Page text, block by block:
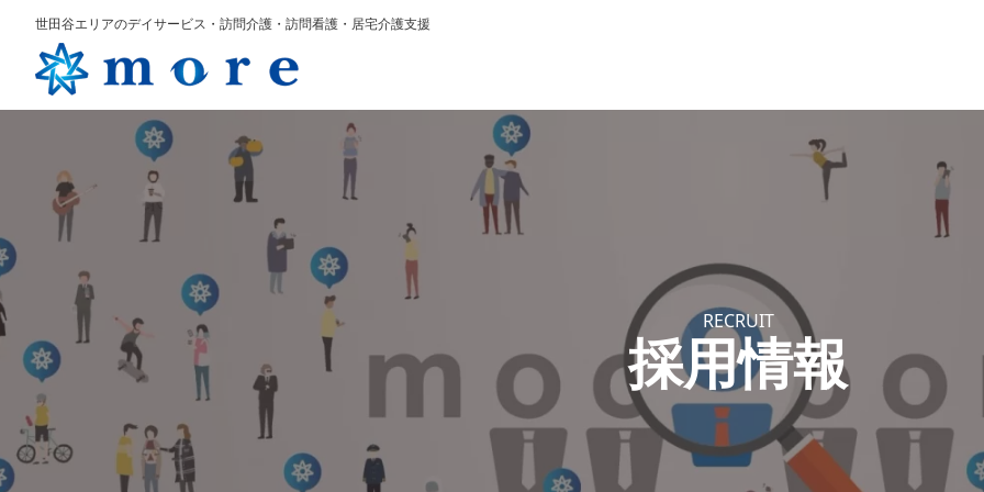
世田谷エリアのデイサービス・訪問介護・訪問看護・居宅介護支援
RECRUIT
採用情報